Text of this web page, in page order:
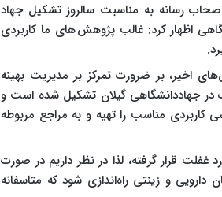
رسانه به مناسبت سالروز تشکیل جهاد
اظهار کرد: غالب پژوهش های ما کاربردی
اخیر، بر ضرورت تمرکز بر مدیریت بهینه
در جهاددانشگاهی گیلان تشکیل شده است و
مناسب را تهیه و به مراجع مربوطه
غفلت قرار گرفته، لذا در نظر داریم در صورت
و زینتی راه‌اندازی شود که متاسفانه